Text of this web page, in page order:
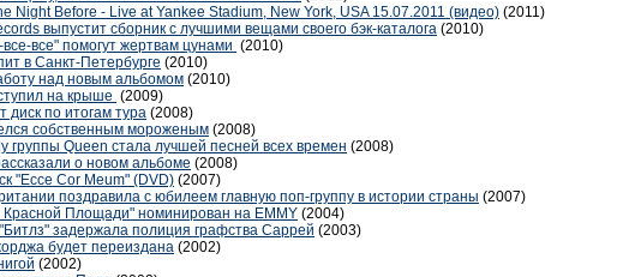
Night Before - Live at Yankee Stadium, New York, USA 15.07.2011 (видео) (2011)
выпустит сборник с лучшими вещами своего бэк-каталога (2010)
все" помогут жертвам цунами (2010)
в Санкт-Петербурге (2010)
над новым альбомом (2010)
на крыше (2009)
диск по итогам тура (2008)
собственным мороженым (2008)
группы Queen стала лучшей песней всех времен (2008)
о новом альбоме (2008)
"Ecce Cor Meum" (DVD) (2007)
поздравила с юбилеем главную поп-группу в истории страны (2007)
Площади" номинирован на EMMY (2004)
задержала полиция графства Саррей (2003)
будет переиздана (2002)
(2002)